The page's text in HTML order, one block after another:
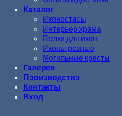
Каталог
Иконостасы
Интерьер храма
Полки для икон
Иконы резные
Могильные кресты
Галерея
Производство
Контакты
Вход